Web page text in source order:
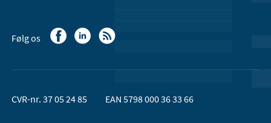
Følg os
CVR-nr. 37 05 24 85 EAN 5798 000 36 33 66